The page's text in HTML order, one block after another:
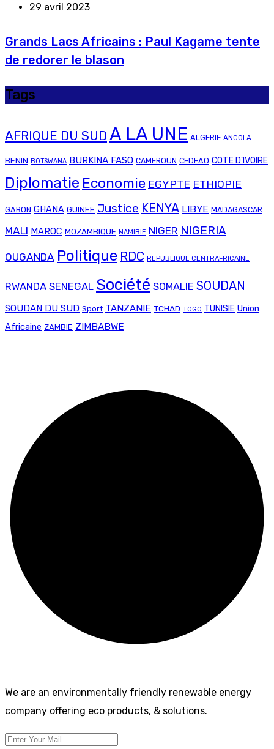
29 avril 2023
Grands Lacs Africains : Paul Kagame tente
de redorer le blason
Tags
AFRIQUE DU SUD A LA UNE ALGERIE ANGOLA
BENIN BOTSWANA BURKINA FASO CAMEROUN CEDEAO COTE D'IVOIRE
Diplomatie Economie EGYPTE ETHIOPIE
GABON GHANA GUINEE Justice KENYA LIBYE MADAGASCAR
MALI MAROC MOZAMBIQUE NAMIBIE NIGER NIGERIA
OUGANDA Politique RDC REPUBLIQUE CENTRAFRICAINE
RWANDA SENEGAL Société SOMALIE SOUDAN
SOUDAN DU SUD Sport TANZANIE TCHAD TOGO TUNISIE Union
Africaine ZAMBIE ZIMBABWE
We are an environmentally friendly renewable energy
company offering eco products, & solutions.